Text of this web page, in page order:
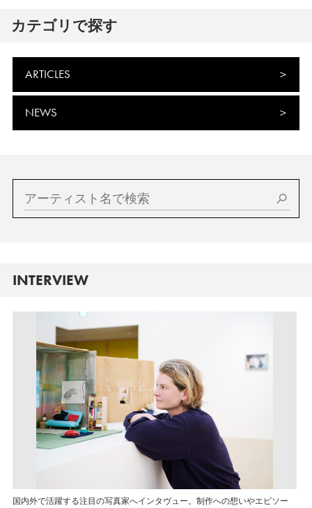
カテゴリで探す
ARTICLES
NEWS
INTERVIEW
国内外で活躍する注目の写真家へインタヴュー。制作への想いやエピソー